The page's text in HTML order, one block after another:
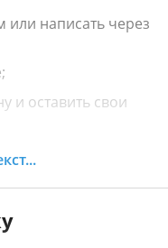
или написать через
и оставить свои
в течение 30